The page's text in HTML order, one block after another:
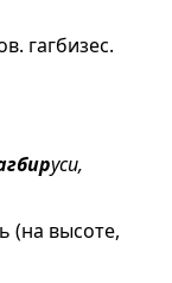
гагбизес.
уси,
(на высоте,